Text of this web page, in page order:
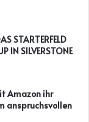
STARTERFELD
IN SILVERSTONE
Amazon ihr
anspruchsvollen